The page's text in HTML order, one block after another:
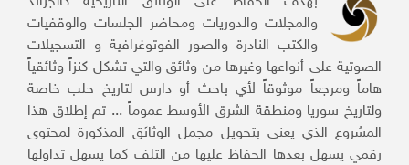
والمجلات والدوريات ومحاضر الجلسات والوقفيات
والكتب النادرة والصور الفوتوغرافية و التسجيلات
الصوتية على أنواعها وغيرها من وثائق والتي تشكل كنزاً وثائقياً
هاماً ومرجعاً موثوقاً لأي باحث أو دارس لتاريخ حلب خاصة
ولتاريخ سوريا ومنطقة الشرق الأوسط عموماً ... تم إطلاق هذا
المشروع الذي يعنى بتحويل مجمل الوثائق المذكورة لمحتوى
رقمي يسهل بعدها الحفاظ عليها من التلف كما يسهل تداولها